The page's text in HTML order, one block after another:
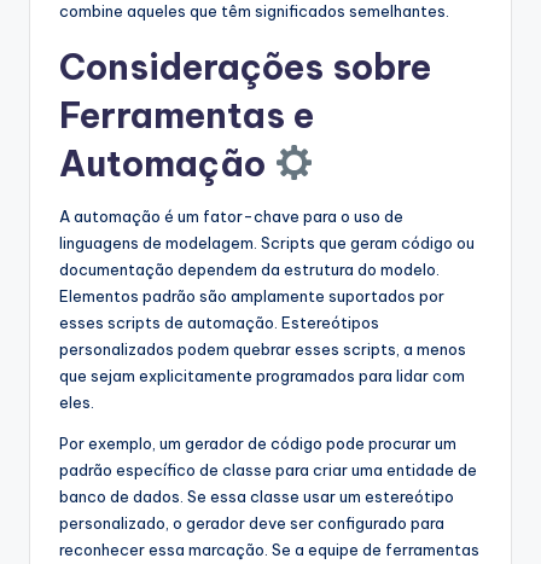
combine aqueles que têm significados semelhantes.
Considerações sobre
Ferramentas e
Automação
A automação é um fator-chave para o uso de
linguagens de modelagem. Scripts que geram código ou
documentação dependem da estrutura do modelo.
Elementos padrão são amplamente suportados por
esses scripts de automação. Estereótipos
personalizados podem quebrar esses scripts, a menos
que sejam explicitamente programados para lidar com
eles.
Por exemplo, um gerador de código pode procurar um
padrão específico de classe para criar uma entidade de
banco de dados. Se essa classe usar um estereótipo
personalizado, o gerador deve ser configurado para
reconhecer essa marcação. Se a equipe de ferramentas